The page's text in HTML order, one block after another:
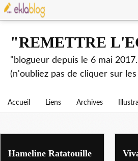
"REMETTRE
"blogueur depuis le 6 mai
(n'oubliez pas de cliquer sur
Accueil Liens Archives
img
Hameline Ratatouille